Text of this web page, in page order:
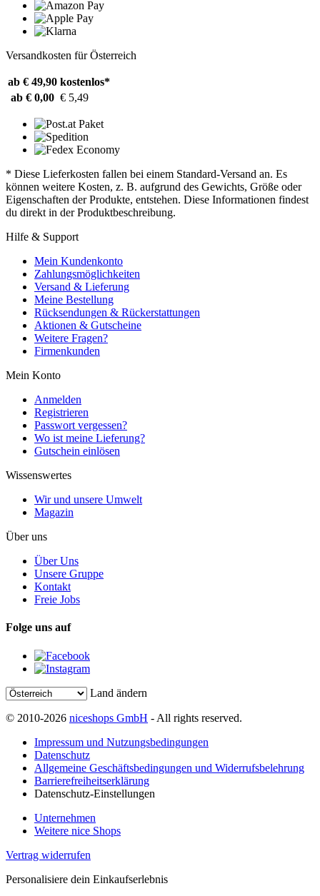
Versandkosten für Österreich
ab € 49,90 kostenlos*
ab € 0,00 € 5,49
* Diese Lieferkosten fallen bei einem Standard-Versand an. Es
können weitere Kosten, z. B. aufgrund des Gewichts, Größe oder
Eigenschaften der Produkte, entstehen. Diese Informationen findest
du direkt in der Produktbeschreibung.
Hilfe & Support
Mein Kundenkonto
Zahlungsmöglichkeiten
Versand & Lieferung
Meine Bestellung
Rücksendungen & Rückerstattungen
Aktionen & Gutscheine
Weitere Fragen?
Firmenkunden
Mein Konto
Anmelden
Registrieren
Passwort vergessen?
Wo ist meine Lieferung?
Gutschein einlösen
Wissenswertes
Wir und unsere Umwelt
Magazin
Über uns
Über Uns
Unsere Gruppe
Kontakt
Freie Jobs
Folge uns auf
Land ändern
© 2010-2026 niceshops GmbH - All rights reserved.
Impressum und Nutzungsbedingungen
Datenschutz
Allgemeine Geschäftsbedingungen und Widerrufsbelehrung
Barrierefreiheitserklärung
Datenschutz-Einstellungen
Unternehmen
Weitere nice Shops
Vertrag widerrufen
Personalisiere dein Einkaufserlebnis